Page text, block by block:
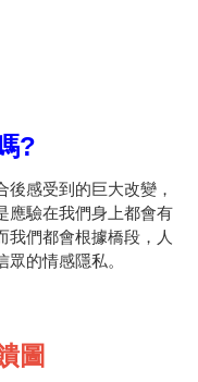
?
感受到的巨大改變，
應驗在我們身上都會有
我們都會根據橋段，人
的情感隱私。
圖